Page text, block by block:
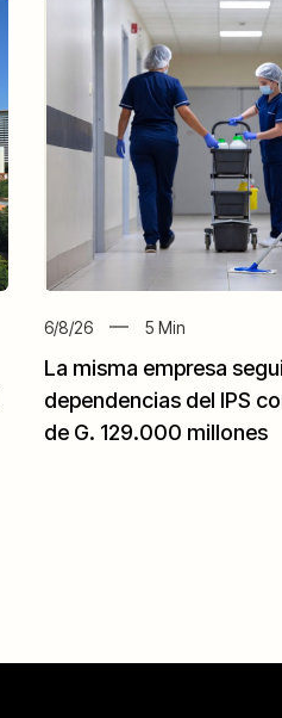
6/8/26 5 Min
La misma empresa
dependencias del IPS
de G. 129.000 millones